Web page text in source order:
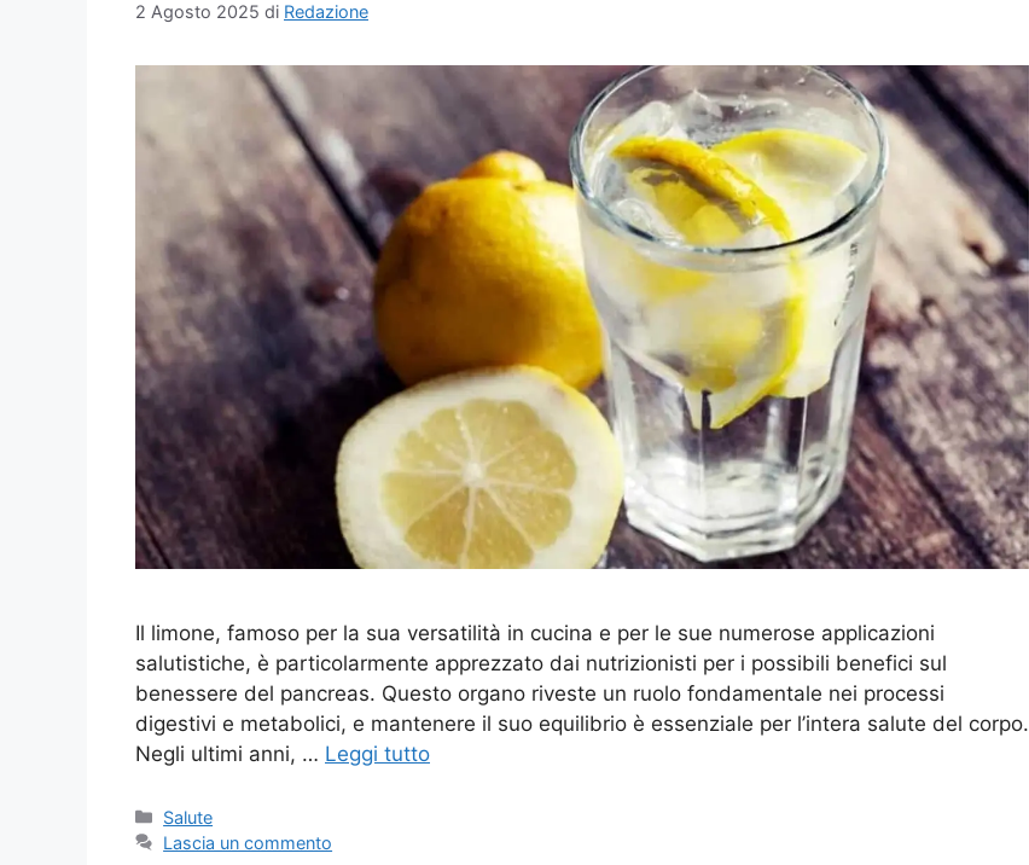
2 Agosto 2025 di Redazione
Il limone, famoso per la sua versatilità in cucina e per le sue numerose applicazioni
salutistiche, è particolarmente apprezzato dai nutrizionisti per i possibili benefici sul
benessere del pancreas. Questo organo riveste un ruolo fondamentale nei processi
digestivi e metabolici, e mantenere il suo equilibrio è essenziale per l’intera salute del corpo.
Negli ultimi anni, … Leggi tutto
Categorie
Salute
Lascia un commento